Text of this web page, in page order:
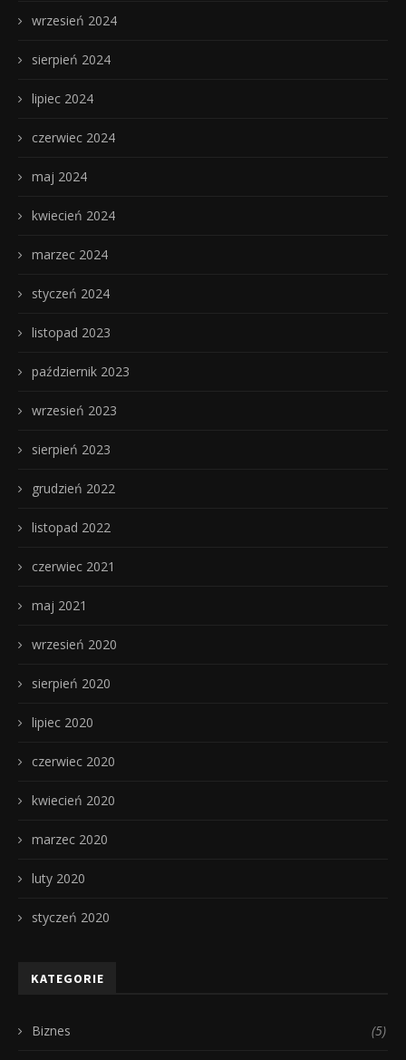
wrzesień 2024
sierpień 2024
lipiec 2024
czerwiec 2024
maj 2024
kwiecień 2024
marzec 2024
styczeń 2024
listopad 2023
październik 2023
wrzesień 2023
sierpień 2023
grudzień 2022
listopad 2022
czerwiec 2021
maj 2021
wrzesień 2020
sierpień 2020
lipiec 2020
czerwiec 2020
kwiecień 2020
marzec 2020
luty 2020
styczeń 2020
KATEGORIE
Biznes (5)